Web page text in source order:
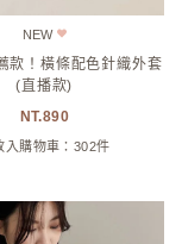
NEW
款！橫條配色針織外套
(直播款)
890
入購物車：302件